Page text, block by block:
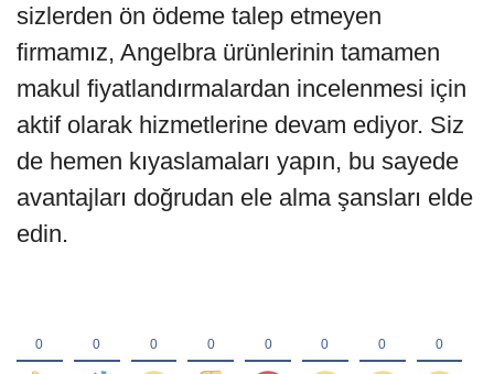
sizlerden ön ödeme talep etmeyen
firmamız, Angelbra ürünlerinin tamamen
makul fiyatlandırmalardan incelenmesi için
aktif olarak hizmetlerine devam ediyor. Siz
de hemen kıyaslamaları yapın, bu sayede
avantajları doğrudan ele alma şansları elde
edin.